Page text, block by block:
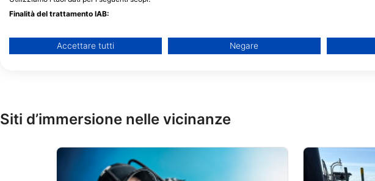
- Australia
Siti d’immersione nelle vicinanze
Finalità del trattamento IAB:
Utilizzare dati limitati per la selezione della pubblicità
Utilizzare profili per la selezione di contenuti personalizzati
Accettare tutti Negare